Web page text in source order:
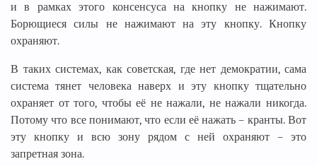
и в рамках этого консенсуса на кнопку не нажимают.
Борющиеся силы не нажимают на эту кнопку. Кнопку
охраняют.
В таких системах, как советская, где нет демократии, сама
система тянет человека наверх и эту кнопку тщательно
охраняет от того, чтобы её не нажали, не нажали никогда.
Потому что все понимают, что если её нажать – кранты. Вот
эту кнопку и всю зону рядом с ней охраняют – это
запретная зона.